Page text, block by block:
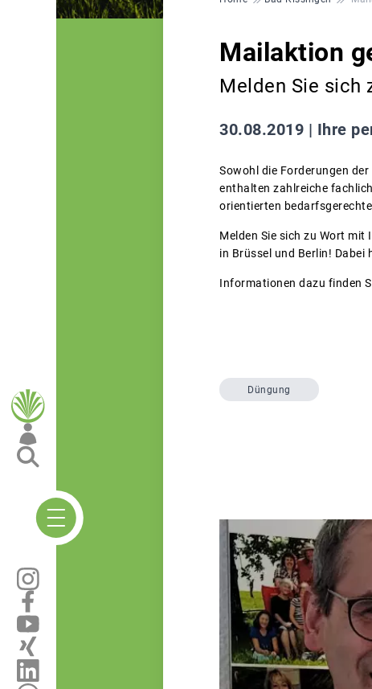
Mailaktion
Melden Sie sich
30.08.2019 | Ihre
Sowohl die Forderungen
enthalten zahlreiche
orientierten
Melden Sie sich zu Wort mit
in Brüssel und Berlin! Dabei
Informationen dazu finden
Düngung